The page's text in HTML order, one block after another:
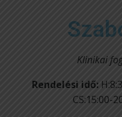
Klinikai
Rendelési idő:
CS:15:00-